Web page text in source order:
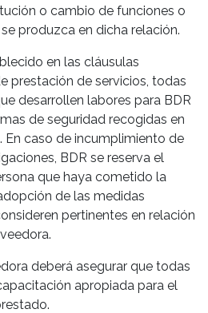
o cambio de funciones o
produzca en dicha relación.
en las cláusulas
prestación de servicios, todas
desarrollen labores para BDR
de seguridad recogidas en
caso de incumplimiento de
BDR se reserva el
que haya cometido la
de las medidas
pertinentes en relación
deberá asegurar que todas
apropiada para el